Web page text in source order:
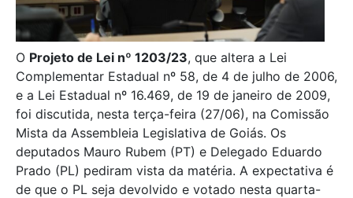
O Projeto de Lei nº 1203/23, que altera a Lei
Complementar Estadual nº 58, de 4 de julho de 2006,
e a Lei Estadual nº 16.469, de 19 de janeiro de 2009,
foi discutida, nesta terça-feira (27/06), na Comissão
Mista da Assembleia Legislativa de Goiás. Os
deputados Mauro Rubem (PT) e Delegado Eduardo
Prado (PL) pediram vista da matéria. A expectativa é
de que o PL seja devolvido e votado nesta quarta-